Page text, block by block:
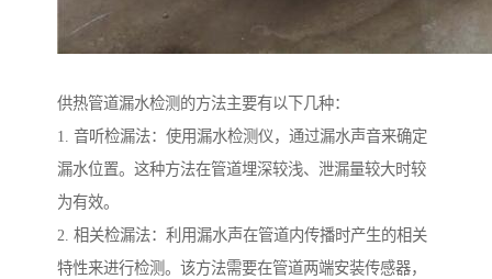
供热管道漏水检测的方法主要有以下几种：
1. 音听检漏法：使用漏水检测仪，通过漏水声音来确定
漏水位置。这种方法在管道埋深较浅、泄漏量较大时较
为有效。
2. 相关检漏法：利用漏水声在管道内传播时产生的相关
特性来进行检测。该方法需要在管道两端安装传感器，